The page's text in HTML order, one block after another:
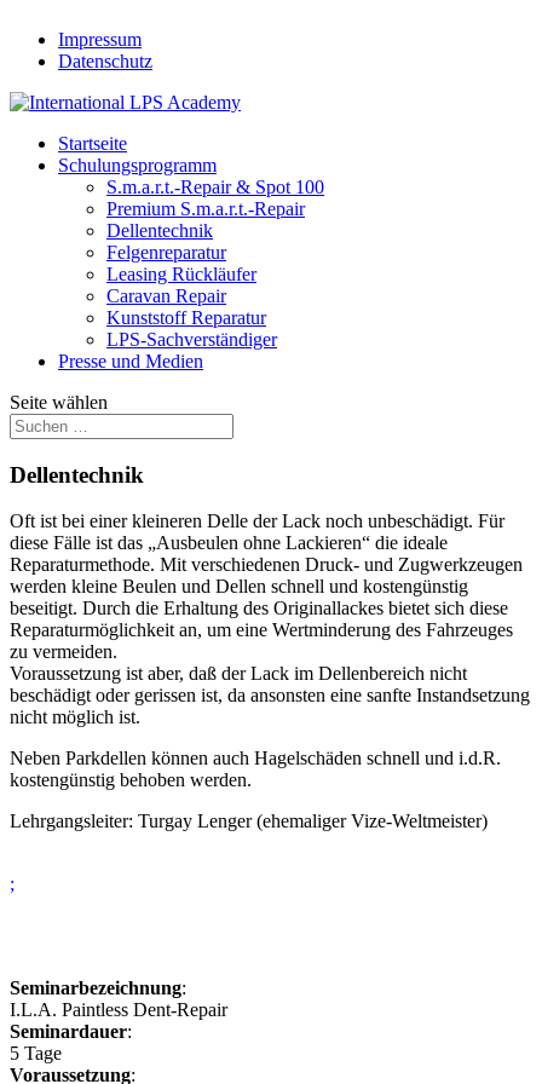
Impressum
Datenschutz
Startseite
Schulungsprogramm
S.m.a.r.t.-Repair & Spot 100
Premium S.m.a.r.t.-Repair
Dellentechnik
Felgenreparatur
Leasing Rückläufer
Caravan Repair
Kunststoff Reparatur
LPS-Sachverständiger
Presse und Medien
Seite wählen
Dellentechnik
Oft ist bei einer kleineren Delle der Lack noch unbeschädigt. Für
diese Fälle ist das „Ausbeulen ohne Lackieren“ die ideale
Reparaturmethode. Mit verschiedenen Druck- und Zugwerkzeugen
werden kleine Beulen und Dellen schnell und kostengünstig
beseitigt. Durch die Erhaltung des Originallackes bietet sich diese
Reparaturmöglichkeit an, um eine Wertminderung des Fahrzeuges
zu vermeiden.
Voraussetzung ist aber, daß der Lack im Dellenbereich nicht
beschädigt oder gerissen ist, da ansonsten eine sanfte Instandsetzung
nicht möglich ist.
Neben Parkdellen können auch Hagelschäden schnell und i.d.R.
kostengünstig behoben werden.
Lehrgangsleiter: Turgay Lenger (ehemaliger Vize-Weltmeister)
;
Seminarbezeichnung:
I.L.A. Paintless Dent-Repair
Seminardauer:
5 Tage
Voraussetzung: